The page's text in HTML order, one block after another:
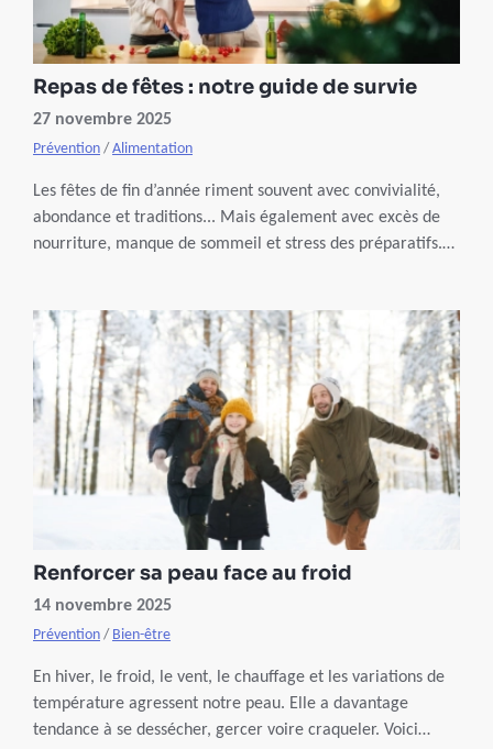
Repas de fêtes : notre guide de survie
27 novembre 2025
Prévention / Alimentation
Les fêtes de fin d’année riment souvent avec convivialité,
abondance et traditions... Mais également avec excès de
nourriture, manque de sommeil et stress des préparatifs.
ensemble ?
Renforcer sa peau face au froid
14 novembre 2025
Prévention / Bien-être
En hiver, le froid, le vent, le chauffage et les variations de
température agressent notre peau. Elle a davantage
tendance à se dessécher, gercer voire craqueler. Voici